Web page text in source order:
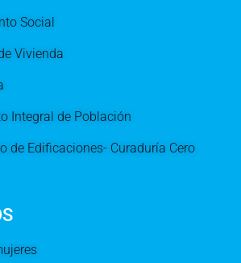
Social
Vivienda
Integral de Población
de Edificaciones- Curaduría Cero